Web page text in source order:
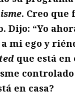
. Creo que
Dijo: “Yo
mi ego y
que está
en casa?